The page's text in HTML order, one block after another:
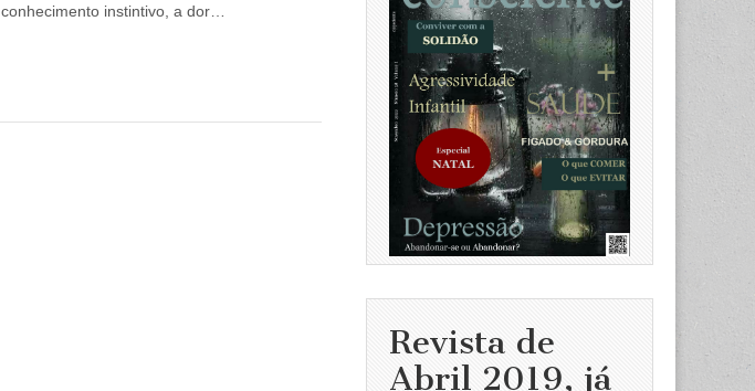
conhecimento instintivo, a dor…
Revista de
Abril 2019, já